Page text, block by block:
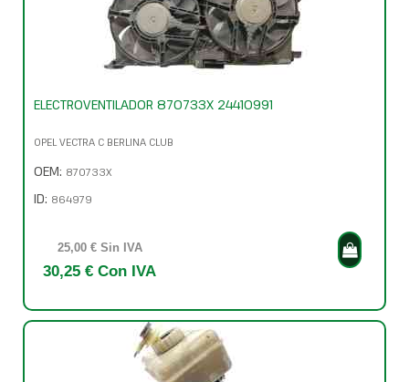
ELECTROVENTILADOR 870733X 24410991
OPEL VECTRA C BERLINA CLUB
OEM: 870733X
ID: 864979
25,00 € Sin IVA
30,25 € Con IVA